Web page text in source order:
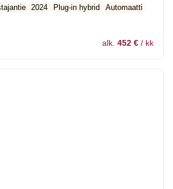
2024 Plug-in hybrid
Automaatti
alk. 452 € / kk